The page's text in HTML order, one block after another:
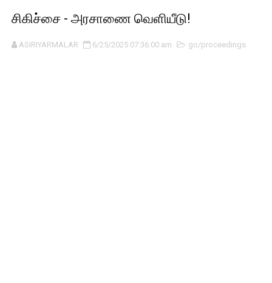
சிகிச்சை - அரசாணை வெளியீடு!
ASIRIYARMALAR 6/25/2025 07:36:00 am go/proceedings